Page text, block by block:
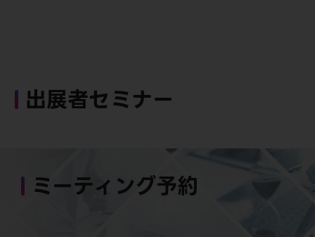
出展者セミナー
ミーティング予約